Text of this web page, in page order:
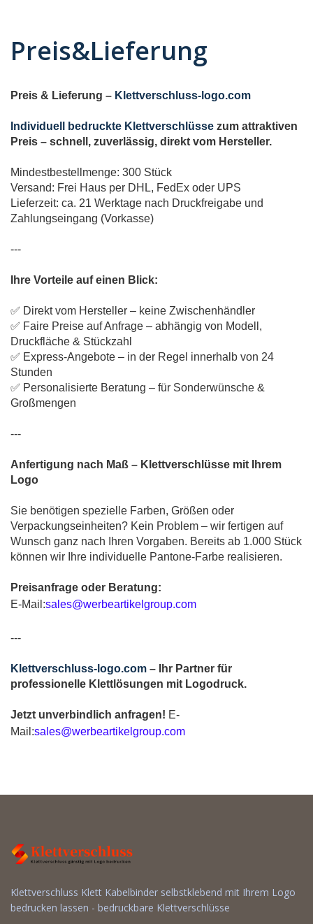
Preis&Lieferung
Preis & Lieferung – Klettverschluss-logo.com
Individuell bedruckte Klettverschlüsse zum attraktiven
Preis – schnell, zuverlässig, direkt vom Hersteller.
Mindestbestellmenge: 300 Stück
Versand: Frei Haus per DHL, FedEx oder UPS
Lieferzeit: ca. 21 Werktage nach Druckfreigabe und
Zahlungseingang (Vorkasse)
---
Ihre Vorteile auf einen Blick:
✅ Direkt vom Hersteller – keine Zwischenhändler
✅ Faire Preise auf Anfrage – abhängig von Modell,
Druckfläche & Stückzahl
✅ Express-Angebote – in der Regel innerhalb von 24
Stunden
✅ Personalisierte Beratung – für Sonderwünsche &
Großmengen
---
Anfertigung nach Maß – Klettverschlüsse mit Ihrem
Logo
Sie benötigen spezielle Farben, Größen oder
Verpackungseinheiten? Kein Problem – wir fertigen auf
Wunsch ganz nach Ihren Vorgaben. Bereits ab 1.000 Stück
können wir Ihre individuelle Pantone-Farbe realisieren.
Preisanfrage oder Beratung:
E-Mail:sales@werbeartikelgroup.com
---
Klettverschluss-logo.com – Ihr Partner für
professionelle Klettlösungen mit Logodruck.
Jetzt unverbindlich anfragen! E-
Mail:sales@werbeartikelgroup.com
Klettverschluss Klett Kabelbinder selbstklebend mit Ihrem Logo
bedrucken lassen - bedruckbare Klettverschlüsse